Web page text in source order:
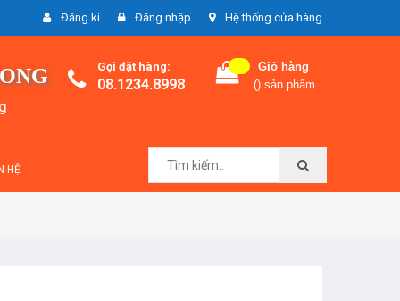
Đăng kí Đăng nhập Hệ thống cửa hàng
Gọi đặt hàng:
08.1234.8998
Giỏ hàng
() sản phẩm
HỆ